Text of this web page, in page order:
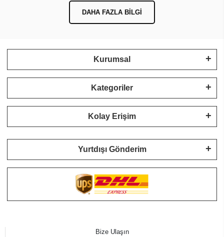
DAHA FAZLA BILGI
Kurumsal
Kategoriler
Kolay Erişim
Yurtdışı Gönderim
Bize Ulaşın